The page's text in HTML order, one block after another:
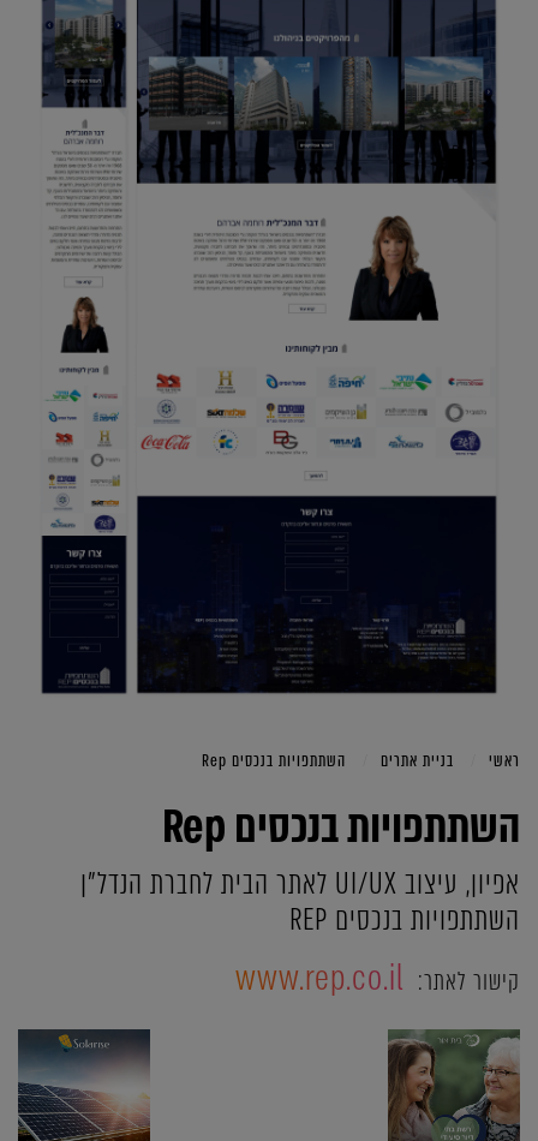
ראשי בניית אתרים השתתפויות בנכסים Rep
השתתפויות בנכסים Rep
אפיון, עיצוב UI/UX לאתר הבית לחברת הנדל"ן
השתתפויות בנכסים REP
קישור לאתר: www.rep.co.il